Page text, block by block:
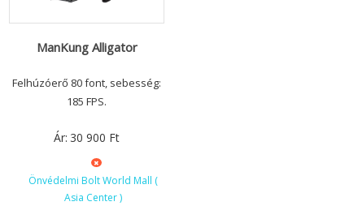
ManKung Alligator
Felhúzóerő 80 font, sebesség:
185 FPS.
Ár: 30 900 Ft
Önvédelmi Bolt World Mall (
Asia Center )